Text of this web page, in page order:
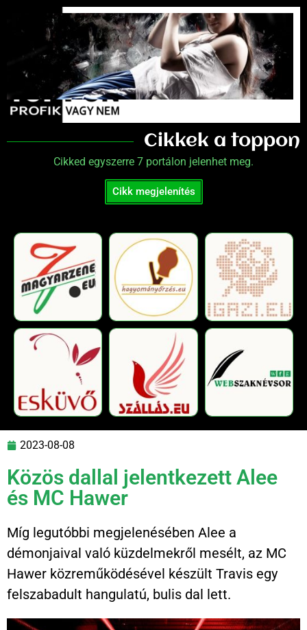
Cikkek a toppon
Cikked egyszerre 7 portálon jelenhet meg.
Cikk megjelenítés
2023-08-08
Közös dallal jelentkezett Alee
és MC Hawer
Míg legutóbbi megjelenésében Alee a
démonjaival való küzdelmekről mesélt, az MC
Hawer közreműködésével készült Travis egy
felszabadult hangulatú, bulis dal lett.